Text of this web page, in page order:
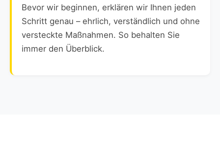
Bevor wir beginnen, erklären wir Ihnen jeden
Schritt genau – ehrlich, verständlich und ohne
versteckte Maßnahmen. So behalten Sie
immer den Überblick.